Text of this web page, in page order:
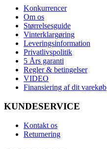
Konkurrencer
Om os
Størrelsesguide
Vinterklargøring
Leveringsinformation
Privatlivspolitik
5 Års garanti
Regler & betingelser
VIDEO
Finansiering af dit varekøb
KUNDESERVICE
Kontakt os
Returnering